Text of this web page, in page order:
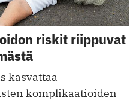
riskit riippuvat
kasvattaa
komplikaatioiden